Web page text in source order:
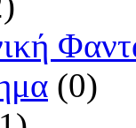
(0)